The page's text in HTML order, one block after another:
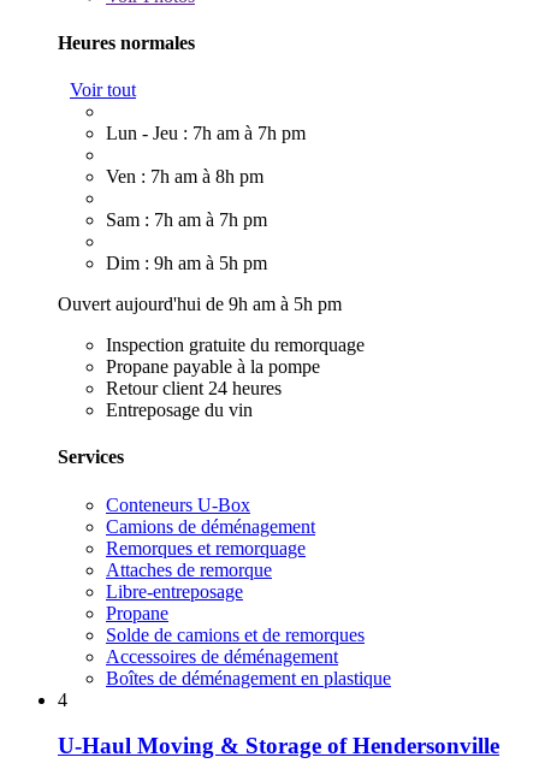
Heures normales
Voir tout
Lun - Jeu : 7h am à 7h pm
Ven : 7h am à 8h pm
Sam : 7h am à 7h pm
Dim : 9h am à 5h pm
Ouvert aujourd'hui de 9h am à 5h pm
Inspection gratuite du remorquage
Propane payable à la pompe
Retour client 24 heures
Entreposage du vin
Services
Conteneurs U-Box
Camions de déménagement
Remorques et remorquage
Attaches de remorque
Libre-entreposage
Propane
Solde de camions et de remorques
Accessoires de déménagement
Boîtes de déménagement en plastique
4
U-Haul Moving & Storage of Hendersonville